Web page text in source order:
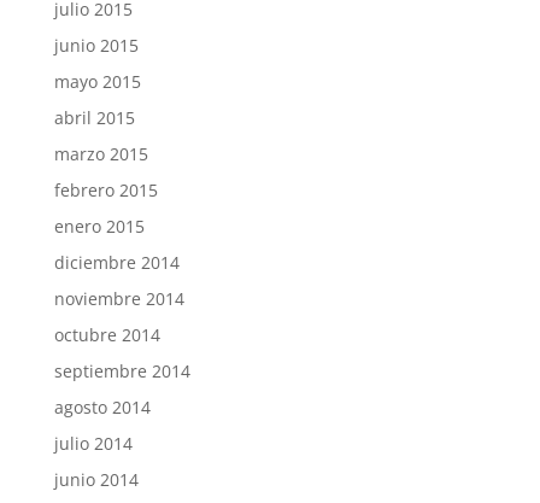
julio 2015
junio 2015
mayo 2015
abril 2015
marzo 2015
febrero 2015
enero 2015
diciembre 2014
noviembre 2014
octubre 2014
septiembre 2014
agosto 2014
julio 2014
junio 2014